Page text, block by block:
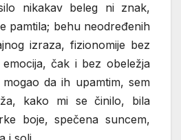
nikakav beleg ni znak,
pamtila; behu neodređenih
izraza, fizionomije bez
čak i bez obeležja
da ih upamtim, sem
kako mi se činilo, bila
boje, spečena suncem,